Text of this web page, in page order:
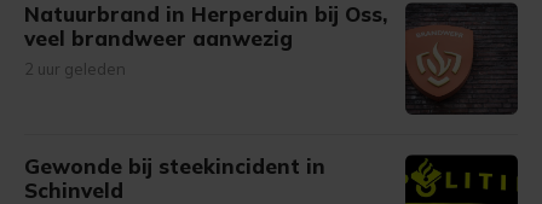
Natuurbrand in Herperduin bij Oss,
veel brandweer aanwezig
2 uur geleden
Gewonde bij steekincident in
Schinveld